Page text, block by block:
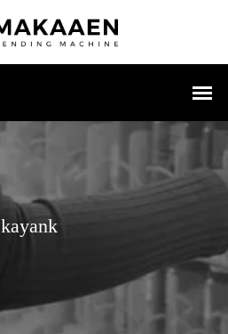
kayank